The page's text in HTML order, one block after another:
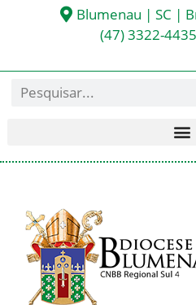
Blumenau | SC |
(47) 3322-4435